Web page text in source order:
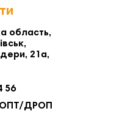
область,
21а,
56
ОПТ/ДРОП